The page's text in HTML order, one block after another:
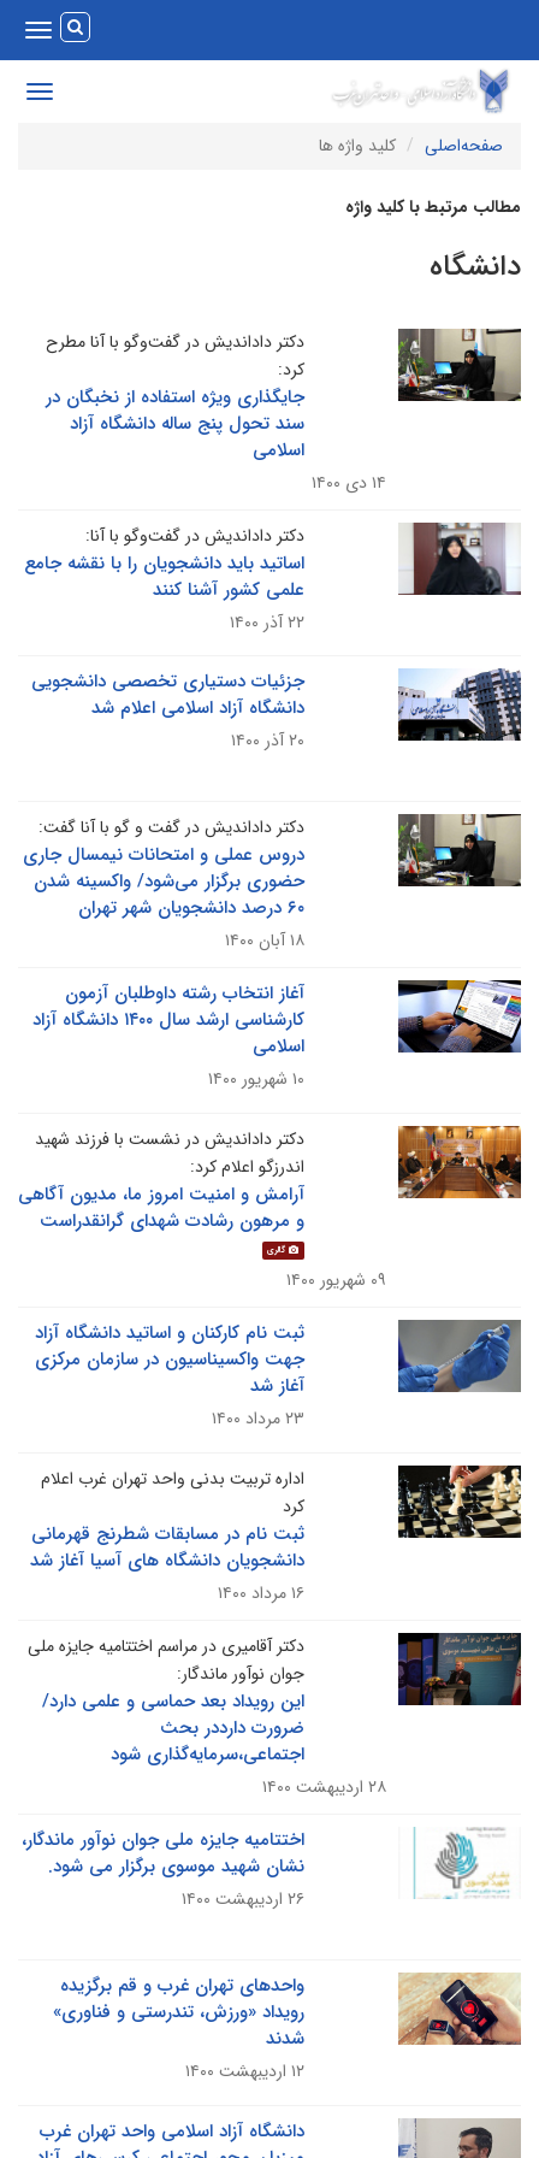
Toggle
Toggle
صفحه‌اصلی
کلید واژه ها
مرتبط با کلید واژه
دکتر داداندیش در گفت‌وگو با آنا مطرح
کرد:
جایگذاری ویژه استفاده از نخبگان در
سند تحول پنج ساله دانشگاه آزاد
اسلامی
دکتر داداندیش در گفت‌وگو با آنا:
اساتید باید دانشجویان را با نقشه جامع
علمی کشور آشنا کنند
جزئیات دستیاری تخصصی دانشجویی
دانشگاه آزاد اسلامی اعلام شد
دکتر داداندیش در گفت و گو با آنا گفت:
دروس عملی و امتحانات نیمسال جاری
حضوری برگزار می‌شود/ واکسینه شدن
آغاز انتخاب رشته داوطلبان آزمون
کارشناسی ارشد سال ۱۴۰۰ دانشگاه آزاد
اسلامی
دکتر داداندیش در نشست با فرزند شهید
اندرزگو اعلام کرد:
آرامش و امنیت امروز ما، مدیون آگاهی
و مرهون رشادت شهدای گرانقدراست
گالری
ثبت نام کارکنان و اساتید دانشگاه آزاد
جهت واکسیناسیون در سازمان مرکزی
آغاز شد
اداره تربیت بدنی واحد تهران غرب اعلام
ثبت نام در مسابقات شطرنج قهرمانی
دانشجویان دانشگاه های آسیا آغاز شد
دکتر آقامیری در مراسم اختتامیه جایزه ملی
جوان نوآور ماندگار:
این رویداد بعد حماسی و علمی دارد/
ضرورت دارددر بحث
اجتماعی،سرمایه‌گذاری شود
اختتامیه جایزه ملی جوان نوآور ماندگار،
نشان شهید موسوی برگزار می شود.
واحدهای تهران غرب و قم برگزیده
رویداد «ورزش، تندرستی و فناوری»
شدند
دانشگاه آزاد اسلامی واحد تهران غرب